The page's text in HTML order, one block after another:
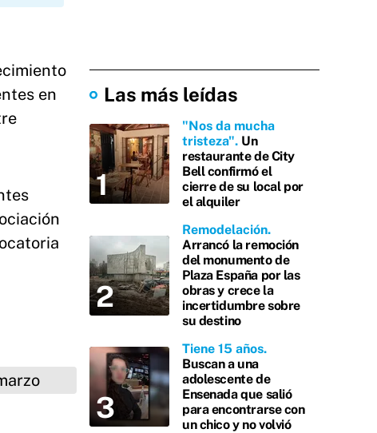
en
Las más leídas
"Nos da mucha
tristeza" Un
restaurante de City
Bell confirmó el
cierre de su local por
el alquiler
Remodelación
Arrancó la remoción
del monumento de
Plaza España por las
obras y crece la
incertidumbre sobre
su destino
Tiene 15 años
Buscan a una
adolescente de
Ensenada que salió
para encontrarse con
un chico y no volvió